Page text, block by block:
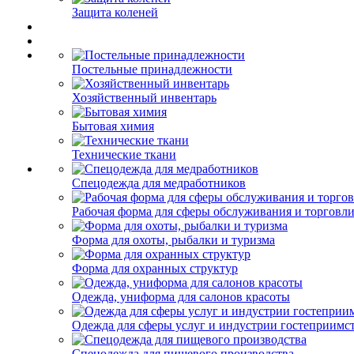
Защита коленей
Постельные принадлежности
Хозяйственный инвентарь
Бытовая химия
Технические ткани
Спецодежда для медработников
Рабочая форма для сферы обслуживания и торговли
Форма для охоты, рыбалки и туризма
Форма для охранных структур
Одежда, униформа для салонов красоты
Одежда для сферы услуг и индустрии